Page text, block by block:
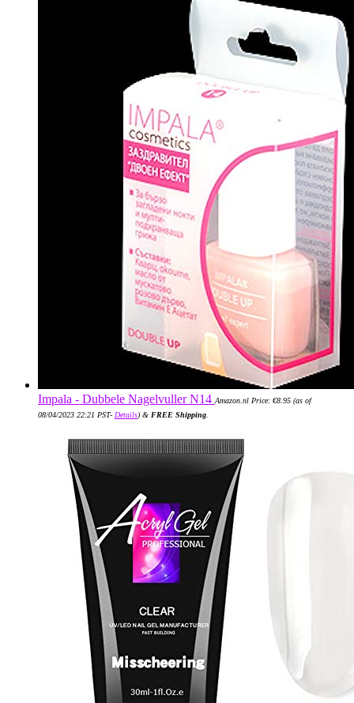
Impala - Dubbele Nagelvuller N14 Amazon.nl Price: €8.95 (as of
08/04/2023 22:21 PST- Details) & FREE Shipping